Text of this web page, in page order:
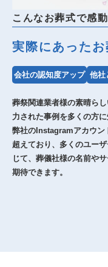
こんなお葬式で感
実際にあった
会社の認知度アップ 他社
葬祭関連業者様の素晴ら
力された事例を多くの方
弊社のInstagramアカウン
超えており、多くのユー
じて、葬儀社様の名前や
期待できます。